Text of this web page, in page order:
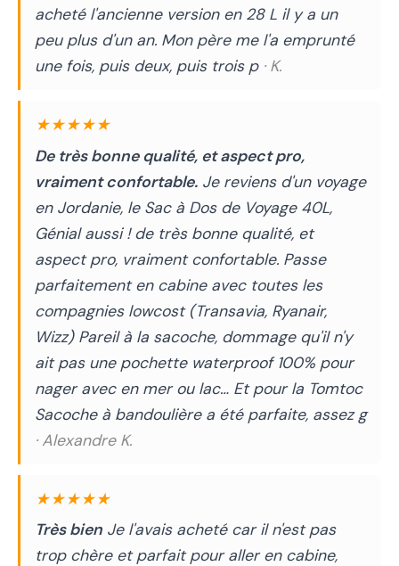
acheté l'ancienne version en 28 L il y a un
peu plus d'un an. Mon père me l'a emprunté
une fois, puis deux, puis trois p · K.
★★★★★
De très bonne qualité, et aspect pro,
vraiment confortable. Je reviens d'un voyage
en Jordanie, le Sac à Dos de Voyage 40L,
Génial aussi ! de très bonne qualité, et
aspect pro, vraiment confortable. Passe
parfaitement en cabine avec toutes les
compagnies lowcost (Transavia, Ryanair,
Wizz) Pareil à la sacoche, dommage qu'il n'y
ait pas une pochette waterproof 100% pour
nager avec en mer ou lac… Et pour la Tomtoc
Sacoche à bandoulière a été parfaite, assez g
· Alexandre K.
★★★★★
Très bien Je l'avais acheté car il n'est pas
trop chère et parfait pour aller en cabine,